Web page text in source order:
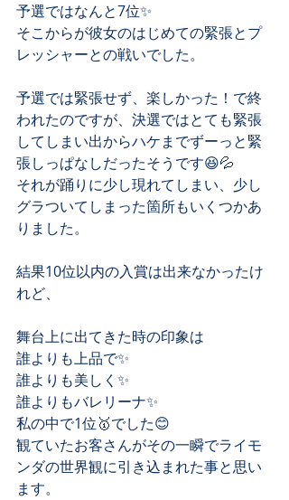
予選ではなんと7位✨
そこからが彼女のはじめての緊張とプ
レッシャーとの戦いでした。
予選では緊張せず、楽しかった！で終
われたのですが、決選ではとても緊張
してしまい出からハケまでずーっと緊
張しっぱなしだったそうです😆💦
それが踊りに少し現れてしまい、少し
グラついてしまった箇所もいくつかあ
りました。
結果10位以内の入賞は出来なかったけ
れど、
舞台上に出てきた時の印象は
誰よりも上品で✨
誰よりも美しく✨
誰よりもバレリーナ✨
私の中で1位🥇でした😊
観ていたお客さんがその一瞬でライモ
ンダの世界観に引き込まれた事と思い
ます。